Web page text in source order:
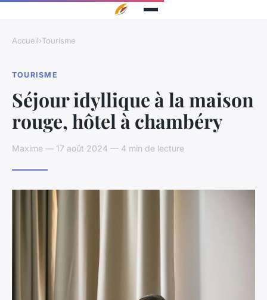
Accueil›Tourisme
TOURISME
Séjour idyllique à la maison
rouge, hôtel à chambéry
Maxime — 17 août 2024 — 4 min de lecture